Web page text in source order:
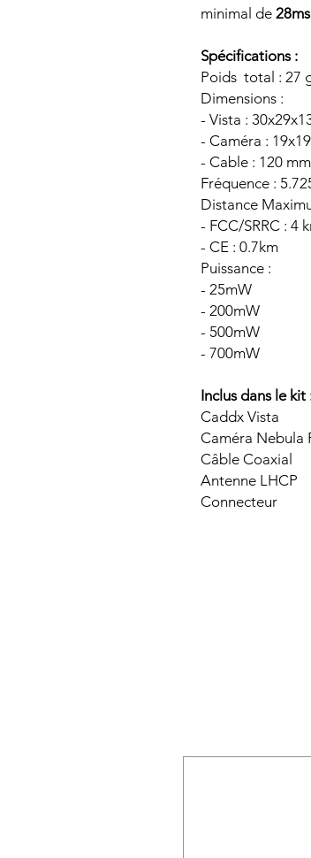
minimal de 28ms
Spécifications :
Poids
- Vista :
- Caméra :
-
Fréquence :
Distance
- FCC/SRRC : 4
- CE : 0.7km
Puissance :
- 25mW
- 200mW
- 500mW
- 700mW
Inclus dans le kit
Caddx Vista
Caméra Nebula
Câble Coaxial
Antenne LHCP
Connecteur